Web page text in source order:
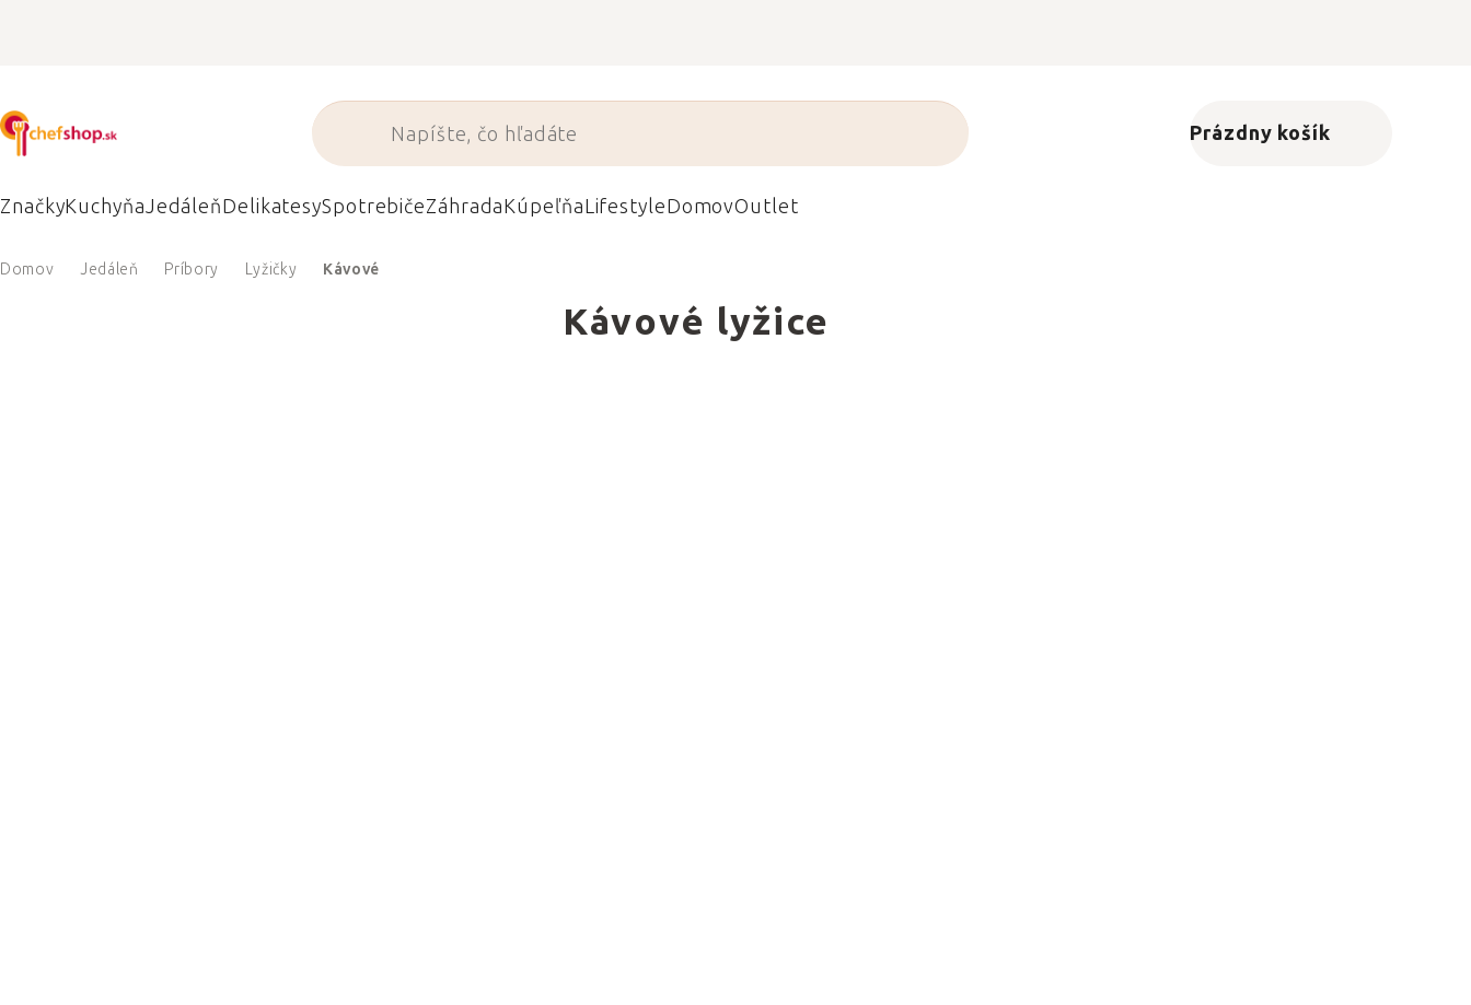
Nákupný košík
Prázdny košík
ZnačkyKuchyňaJedáleňDelikatesySpotrebičeZáhradaKúpeľňaLifestyleDomovOutlet
Domov Jedáleň Príbory Lyžičky Kávové
Kávové lyžice